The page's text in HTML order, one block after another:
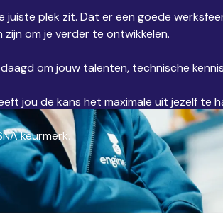
plek zit. Dat er een goede
om je verder te ontwikkelen.
om jouw talenten, technische
jou de kans het maximale uit jezelf te
keurmerk.